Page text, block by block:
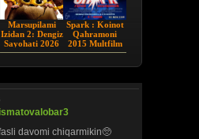
Marsupilami
Izidan 2: Dengiz
Sayohati 2026
HD Uzbek tilida
Spark : Koinot
Qahramoni
2015 Multfilm
Uzbek tilida